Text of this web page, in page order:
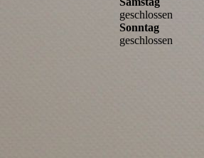
geschlossen
Sonntag
geschlossen